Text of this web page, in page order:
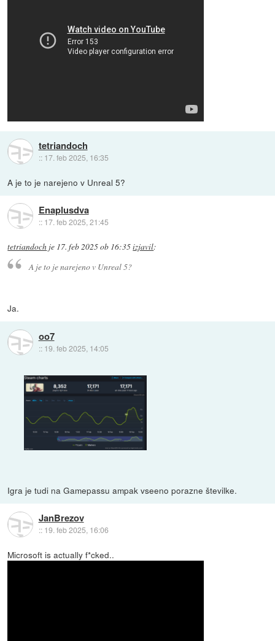
tetriandoch
:: 17. feb 2025, 16:35
A je to je narejeno v Unreal 5?
Enaplusdva
:: 17. feb 2025, 21:45
tetriandoch je 17. feb 2025 ob 16:35izjavil:
A je to je narejeno v Unreal 5?
Ja.
oo7
:: 19. feb 2025, 14:05
Igra je tudi na Gamepassu ampak vseeno porazne številke.
JanBrezov
:: 19. feb 2025, 16:06
Microsoft is actually f*cked..